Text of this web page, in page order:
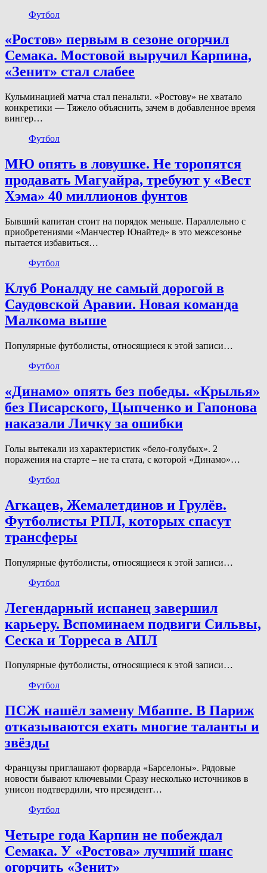
Футбол
«Ростов» первым в сезоне огорчил
Семака. Мостовой выручил Карпина,
«Зенит» стал слабее
Кульминацией матча стал пенальти. «Ростову» не хватало
конкретики — Тяжело объяснить, зачем в добавленное время
вингер…
Футбол
МЮ опять в ловушке. Не торопятся
продавать Магуайра, требуют у «Вест
Хэма» 40 миллионов фунтов
Бывший капитан стоит на порядок меньше. Параллельно с
приобретениями «Манчестер Юнайтед» в это межсезонье
пытается избавиться…
Футбол
Клуб Роналду не самый дорогой в
Саудовской Аравии. Новая команда
Малкома выше
Популярные футболисты, относящиеся к этой записи…
Футбол
«Динамо» опять без победы. «Крылья»
без Писарского, Цыпченко и Гапонова
наказали Личку за ошибки
Голы вытекали из характеристик «бело-голубых». 2
поражения на старте – не та стата, с которой «Динамо»…
Футбол
Агкацев, Жемалетдинов и Грулёв.
Футболисты РПЛ, которых спасут
трансферы
Популярные футболисты, относящиеся к этой записи…
Футбол
Легендарный испанец завершил
карьеру. Вспоминаем подвиги Сильвы,
Сеска и Торреса в АПЛ
Популярные футболисты, относящиеся к этой записи…
Футбол
ПСЖ нашёл замену Мбаппе. В Париж
отказываются ехать многие таланты и
звёзды
Французы приглашают форварда «Барселоны». Рядовые
новости бывают ключевыми Сразу несколько источников в
унисон подтвердили, что президент…
Футбол
Четыре года Карпин не побеждал
Семака. У «Ростова» лучший шанс
огорчить «Зенит»